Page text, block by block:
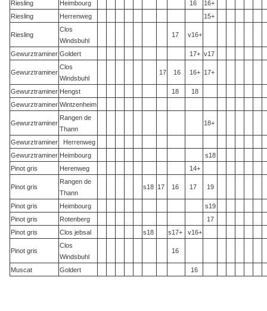
Riesling Heimbourg 16
16+
Riesling
Herrenweg 15+
Riesling
Clos
Windsbuhl
17 v16+
Gewurztraminer Goldert 17+ v17
Gewurztraminer
Clos
Windsbuhl
17 16 16+ 17+
Gewurztraminer Hengst 18
18
Gewurztraminer Wintzenheim
Gewurztraminer
Rangen de
Thann
18+
Gewurztraminer
Herrenweg
Gewurztraminer Heimbourg
s18
Pinot gris
Herenweg 14+
Pinot gris
Rangen de
Thann
s18 17 16 17 19
Pinot gris Heimbourg
s19
Pinot gris
Rotenberg
17
Pinot gris
Clos jebsal s18 s17+ v16+
Pinot gris
Clos
Windsbuhl
16
Muscat Goldert 16